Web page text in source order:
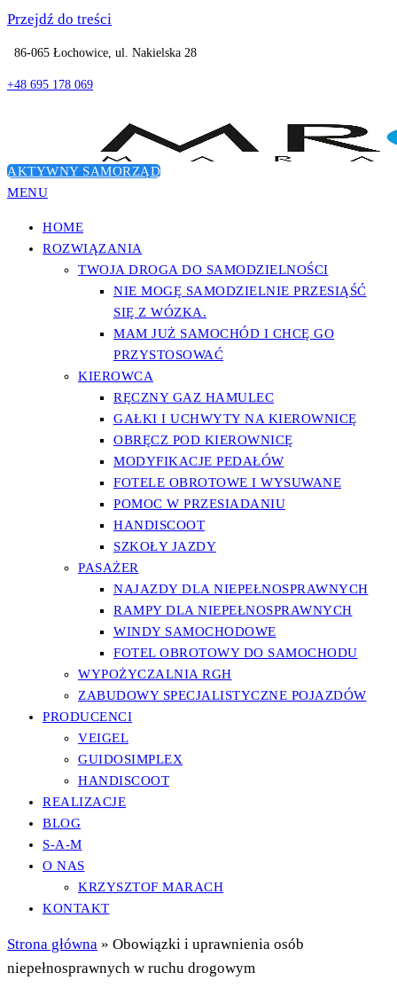
Przejdź do treści
86-065 Łochowice, ul. Nakielska 28
+48 695 178 069
niepełnosprawnych
Dostosowanie pojazdów do potrzeb osób niepełnosprawnych
AKTYWNY SAMORZĄD
MENU
HOME
ROZWIĄZANIA
TWOJA DROGA DO SAMODZIELNOŚCI
NIE MOGĘ SAMODZIELNIE PRZESIĄŚĆ
SIĘ Z WÓZKA.
MAM JUŻ SAMOCHÓD I CHCĘ GO
PRZYSTOSOWAĆ
KIEROWCA
RĘCZNY GAZ HAMULEC
GAŁKI I UCHWYTY NA KIEROWNICĘ
OBRĘCZ POD KIEROWNICĘ
MODYFIKACJE PEDAŁÓW
FOTELE OBROTOWE I WYSUWANE
POMOC W PRZESIADANIU
HANDISCOOT
SZKOŁY JAZDY
PASAŻER
NAJAZDY DLA NIEPEŁNOSPRAWNYCH
RAMPY DLA NIEPEŁNOSPRAWNYCH
WINDY SAMOCHODOWE
FOTEL OBROTOWY DO SAMOCHODU
WYPOŻYCZALNIA RGH
ZABUDOWY SPECJALISTYCZNE POJAZDÓW
PRODUCENCI
VEIGEL
GUIDOSIMPLEX
HANDISCOOT
REALIZACJE
BLOG
S-A-M
O NAS
KRZYSZTOF MARACH
KONTAKT
Strona główna » Obowiązki i uprawnienia osób
niepełnosprawnych w ruchu drogowym